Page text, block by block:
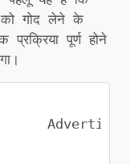
गोद लेने के
पूर्ण होने